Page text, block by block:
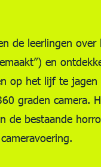
de leerlingen
en
op het lijf te
graden camera.
de bestaande